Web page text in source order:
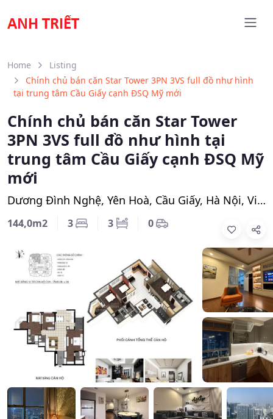
Home
Listing
Chính chủ bán căn Star Tower 3PN 3VS full đồ như hình
tại trung tâm Cầu Giấy cạnh ĐSQ Mỹ mới
Chính chủ bán căn Star Tower
3PN 3VS full đồ như hình tại
trung tâm Cầu Giấy cạnh ĐSQ Mỹ
mới
Dương Đình Nghệ, Yên Hoà, Cầu Giấy, Hà Nội, Việt Nam
144,0m2 3 3 0